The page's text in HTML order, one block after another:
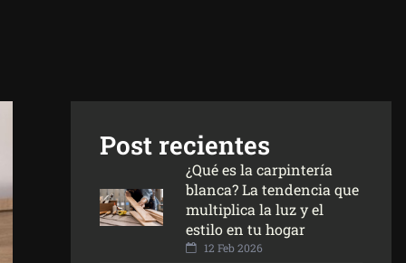
Post recientes
¿Qué es la carpintería
blanca? La tendencia que
multiplica la luz y el
estilo en tu hogar
12 Feb 2026